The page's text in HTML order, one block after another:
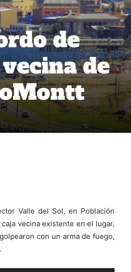
de
de
Valle del Sol, en Población
vecina existente en el lugar,
con un arma de fuego,